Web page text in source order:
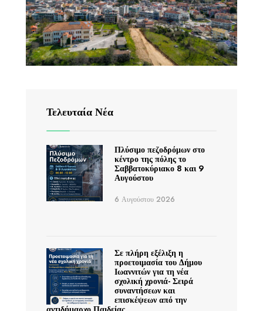
Τελευταία Νέα
Πλύσιμο πεζοδρόμων στο
κέντρο της πόλης το
Σαββατοκύριακο 8 και 9
Αυγούστου
6 Αυγούστου 2026
Σε πλήρη εξέλιξη η
προετοιμασία του Δήμου
Ιωαννιτών για τη νέα
σχολική χρονιά- Σειρά
συναντήσεων και
επισκέψεων από την